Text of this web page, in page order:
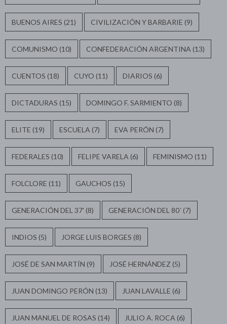
BUENOS AIRES (21) CIVILIZACIÓN Y BARBARIE (9)
COMUNISMO (10) CONFEDERACIÓN ARGENTINA (13)
CUENTOS (18) CUYO (11) DIARIOS (6)
DICTADURAS (15) DOMINGO F. SARMIENTO (8)
ELITE (19) ESCUELA (7) EVA PERÓN (7)
FEDERALES (10) FELIPE VARELA (6) FEMINISMO (11)
FOLCLORE (11) GAUCHOS (15)
GENERACIÓN DEL 37' (8) GENERACIÓN DEL 80´(7)
INDIOS (5) JORGE LUIS BORGES (8)
JOSÉ DE SAN MARTÍN (9) JOSÉ HERNÁNDEZ (5)
JUAN DOMINGO PERÓN (13) JUAN LAVALLE (6)
JUAN MANUEL DE ROSAS (14) JULIO A. ROCA (6)